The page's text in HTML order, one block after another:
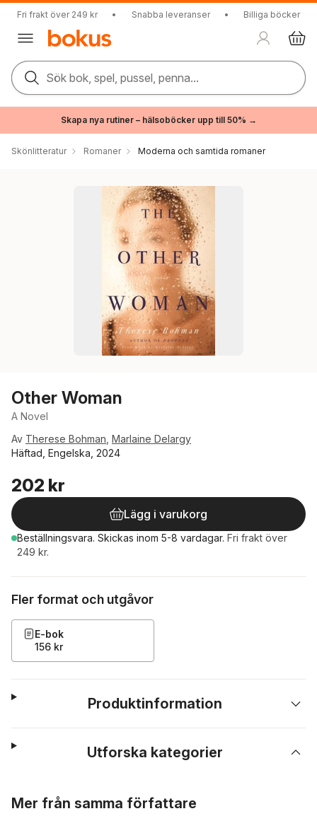
Fri frakt över 249 kr • Snabba leveranser • Billiga böcker
Sök bok, spel, pussel, penna...
Skapa nya rutiner – hälsoböcker upp till 50% →
Skönlitteratur Romaner Moderna och samtida romaner
Other Woman
A Novel
Av Therese Bohman Marlaine Delargy
Häftad, Engelska, 2024
202 kr
Lägg i varukorg
Beställningsvara. Skickas inom 5-8 vardagar. Fri frakt över
249 kr.
Fler format och utgåvor
E-bok
156 kr
Produktinformation
Utforska kategorier
Mer från samma författare